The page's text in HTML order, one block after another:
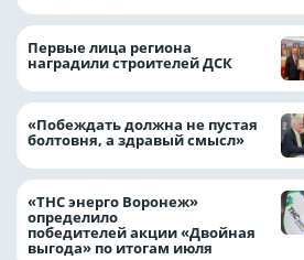
Первые лица региона
наградили строителей ДСК
«Побеждать должна не пустая
болтовня, а здравый смысл»
«ТНС энерго Воронеж»
определило
победителей акции «Двойная
выгода» по итогам июля